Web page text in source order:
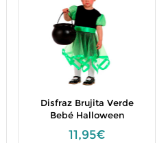
Disfraz Brujita Verde
Bebé Halloween
11,95€